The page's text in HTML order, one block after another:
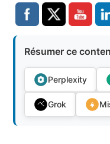
Résumer ce
Perplexity
Grok